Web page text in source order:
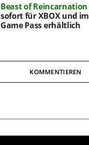
Beast of Reincarnation
sofort für XBOX und im
Game Pass erhältlich
KOMMENTIEREN